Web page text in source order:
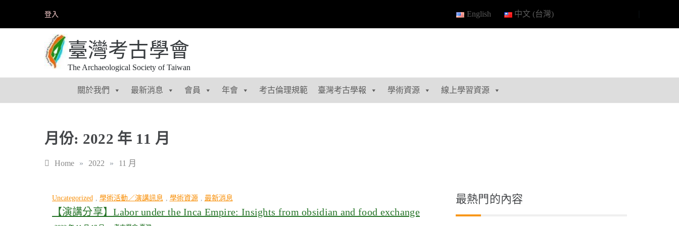
content
登入 English 中文 (台灣)
臺灣考古學會
The Archaeological Society of Taiwan
關於我們 最新消息 會員 年會 考古倫理規範 臺灣考古學報 學術資源 線上學習資源
月份: 2022 年 11 月
Home » 2022 » 11 月
Uncategorized 學術活動／演講訊息 學術資源 最新消息
【演講分享】Labor under the Inca Empire: Insights from obsidian and food exchange
最熱門的內容